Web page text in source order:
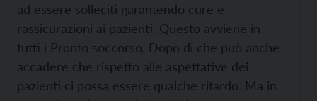
ad essere solleciti garantendo cure e
rassicurazioni ai pazienti. Questo avviene in
tutti i Pronto soccorso. Dopo di che può anche
accadere che rispetto alle aspettative dei
pazienti ci possa essere qualche ritardo. Ma in